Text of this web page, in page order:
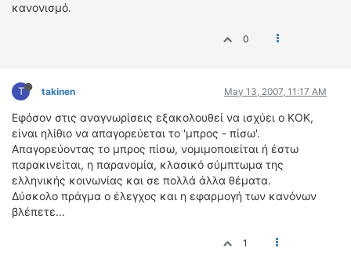
κανονισμό.
0
T takinen May 13, 2007, 11:17 AM
Εφόσον στις αναγνωρίσεις εξακολουθεί να ισχύει ο ΚΟΚ,
είναι ηλίθιο να απαγορεύεται το 'μπρος - πίσω'.
Απαγορεύοντας το μπρος πίσω, νομιμοποιείται ή έστω
παρακινείται, η παρανομία, κλασικό σύμπτωμα της
ελληνικής κοινωνίας και σε πολλά άλλα θέματα.
Δύσκολο πράγμα ο έλεγχος και η εφαρμογή των κανόνων
βλέπετε...
1